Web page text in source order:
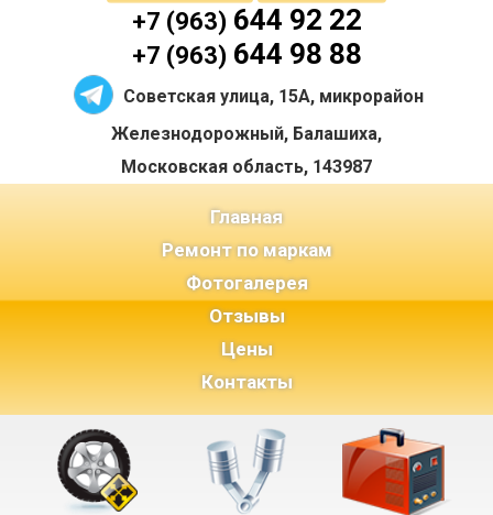
+7 (963)644 92 22
+7 (963)644 98 88
Советская улица, 15А, микрорайон
Железнодорожный, Балашиха,
Московская область, 143987
Главная(current)
Ремонт по маркам
Фотогалерея
Отзывы
Цены
Контакты